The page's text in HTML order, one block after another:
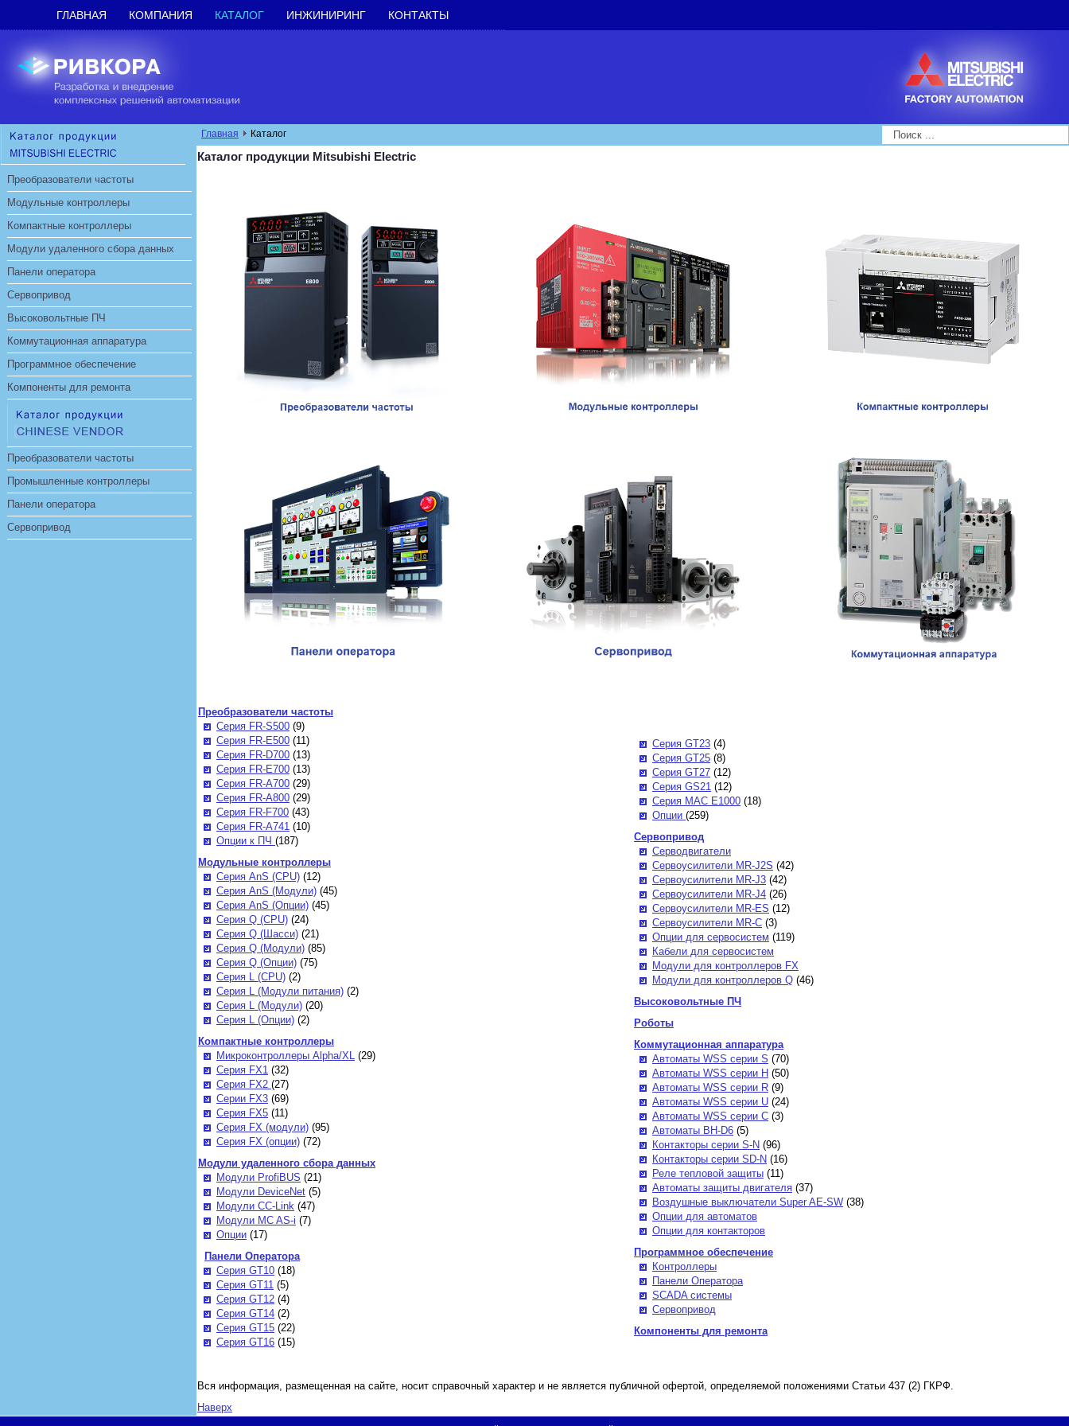
ГЛАВНАЯ КОМПАНИЯ КАТАЛОГ ИНЖИНИРИНГ КОНТАКТЫ
Преобразователи частоты
Модульные контроллеры
Компактные контроллеры
Модули удаленного сбора данных
Панели оператора
Сервопривод
Высоковольтные ПЧ
Коммутационная аппаратура
Программное обеспечение
Компоненты для ремонта
Преобразователи частоты
Промышленные контроллеры
Панели оператора
Сервопривод
Главная Каталог Search...
Каталог продукции Mitsubishi Electric
Преобразователи частоты
Серия FR-S500 (9)
Серия FR-E500 (11)
Серия FR-D700 (13)
Серия FR-E700 (13)
Серия FR-A700 (29)
Серия FR-A800 (29)
Серия FR-F700 (43)
Серия FR-A741 (10)
Опции к ПЧ (187)
Модульные контроллеры
Серия AnS (CPU) (12)
Серия AnS (Модули) (45)
Серия AnS (Опции) (45)
Серия Q (CPU) (24)
Серия Q (Шасси) (21)
Серия Q (Модули) (85)
Серия Q (Опции) (75)
Серия L (CPU) (2)
Серия L (Модули питания) (2)
Серия L (Модули) (20)
Серия L (Опции) (2)
Компактные контроллеры
Микроконтроллеры Alpha/XL (29)
Серия FX1 (32)
Серия FX2 (27)
Cерии FX3 (69)
Cерия FX5 (11)
Cерия FX (модули) (95)
Cерия FX (опции) (72)
Модули удаленного сбора данных
Модули ProfiBUS (21)
Модули DeviceNet (5)
Модули CC-Link (47)
Модули MC AS-i (7)
Опции (17)
Панели Оператора
Серия GT10 (18)
Серия GT11 (5)
Серия GT12 (4)
Серия GT14 (2)
Серия GT15 (22)
Серия GT16 (15)
Серия GT23 (4)
Серия GT25 (8)
Серия GT27 (12)
Серия GS21 (12)
Серия MAC E1000 (18)
Опции (259)
Сервопривод
Серводвигатели
Сервоусилители MR-J2S (42)
Сервоусилители MR-J3 (42)
Сервоусилители MR-J4 (26)
Сервоусилители MR-ES (12)
Сервоусилители MR-C (3)
Опции для сервосистем (119)
Кабели для сервосистем
Модули для контроллеров FX
Модули для контроллеров Q (46)
Высоковольтные ПЧ
Роботы
Коммутационная аппаратура
Автоматы WSS серии S (70)
Автоматы WSS серии H (50)
Автоматы WSS серии R (9)
Автоматы WSS серии U (24)
Автоматы WSS серии С (3)
Автоматы BH-D6 (5)
Контакторы серии S-N (96)
Контакторы серии SD-N (16)
Реле тепловой защиты (11)
Автоматы защиты двигателя (37)
Воздушные выключатели Super AE-SW (38)
Опции для автоматов
Опции для контакторов
Программное обеспечение
Контроллеры
Панели Оператора
SCADA системы
Сервопривод
Компоненты для ремонта
Вся информация, размещенная на сайте, носит справочный характер и не является публичной офертой, определяемой положениями Статьи 437 (2) ГКРФ.
Наверх